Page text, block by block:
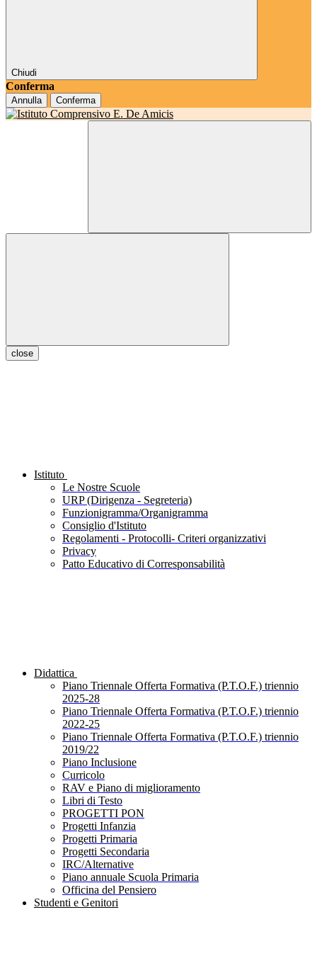
Chiudi
Conferma
Annulla Conferma
close
Istituto
Le Nostre Scuole
URP (Dirigenza - Segreteria)
Funzionigramma/Organigramma
Consiglio d'Istituto
Regolamenti - Protocolli- Criteri organizzativi
Privacy
Patto Educativo di Corresponsabilità
Didattica
Piano Triennale Offerta Formativa (P.T.O.F.) triennio
2025-28
Piano Triennale Offerta Formativa (P.T.O.F.) triennio
2022-25
Piano Triennale Offerta Formativa (P.T.O.F.) triennio
2019/22
Piano Inclusione
Curricolo
RAV e Piano di miglioramento
Libri di Testo
PROGETTI PON
Progetti Infanzia
Progetti Primaria
Progetti Secondaria
IRC/Alternative
Piano annuale Scuola Primaria
Officina del Pensiero
Studenti e Genitori